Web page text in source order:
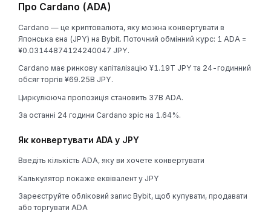
Про Cardano (ADA)
Cardano — це криптовалюта, яку можна конвертувати в
Японська єна (JPY) на Bybit. Поточний обмінний курс: 1 ADA =
¥0.03144874124240047 JPY.
Cardano має ринкову капіталізацію ¥1.19T JPY та 24-годинний
обсяг торгів ¥69.25B JPY.
Циркулююча пропозиція становить 37B ADA.
За останні 24 години Cardano зріс на 1.64%.
Як конвертувати ADA у JPY
Введіть кількість ADA, яку ви хочете конвертувати
Калькулятор покаже еквівалент у JPY
Зареєструйте обліковий запис Bybit, щоб купувати, продавати
або торгувати ADA